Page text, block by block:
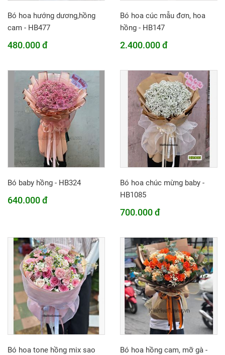
Bó hoa hướng dương,hồng
cam - HB477
480.000 đ
Bó hoa cúc mẫu đơn, hoa
hồng - HB147
2.400.000 đ
Bó baby hồng - HB324
640.000 đ
Bó hoa chúc mừng baby -
HB1085
700.000 đ
Bó hoa tone hồng mix sao
Bó hoa hồng cam, mỡ gà -